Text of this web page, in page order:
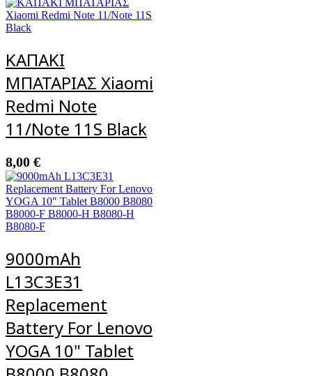
ΚΑΠΑΚΙ
ΜΠΑΤΑΡΙΑΣ Xiaomi
Redmi Note
11/Note 11S Black
8,00 €
9000mAh
L13C3E31
Replacement
Battery For Lenovo
YOGA 10" Tablet